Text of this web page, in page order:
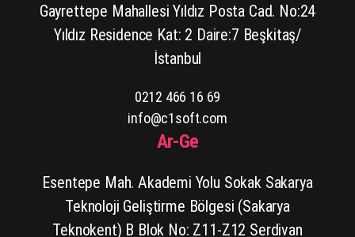
Gayrettepe Mahallesi Yıldız Posta Cad. No:24
Yıldız Residence Kat: 2 Daire:7 Beşkitaş/
İstanbul
0212 466 16 69
info@c1soft.com
Ar-Ge
Esentepe Mah. Akademi Yolu Sokak Sakarya
Teknoloji Geliştirme Bölgesi (Sakarya
Teknokent) B Blok No: Z11-Z12 Serdivan